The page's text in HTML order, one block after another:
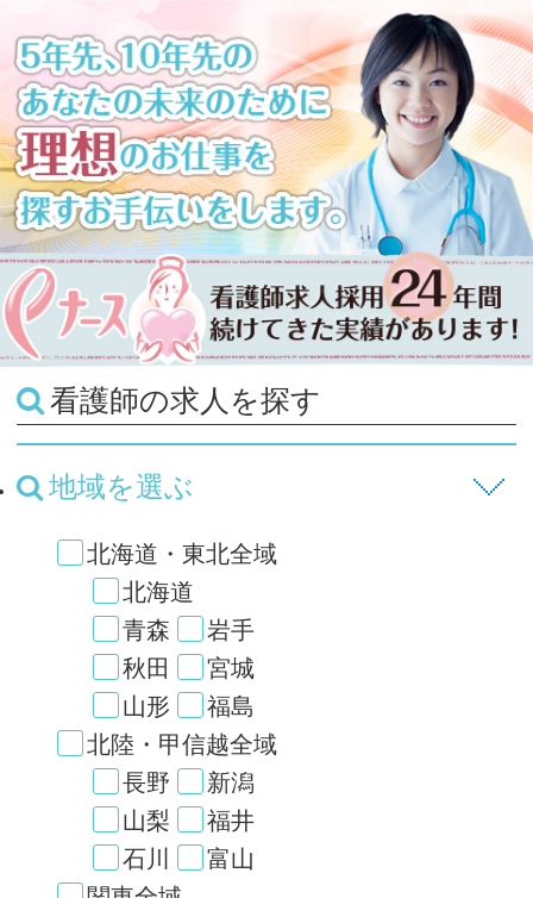
看護師の求人を探す
地域を選ぶ
北海道・東北全域
北海道
青森
岩手
秋田
宮城
山形
福島
北陸・甲信越全域
長野
新潟
山梨
福井
石川
富山